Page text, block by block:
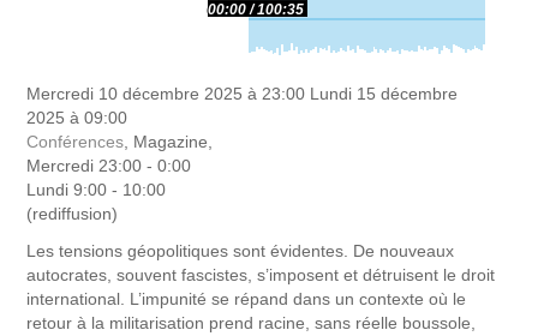
00:00 100:35
Mercredi 10 décembre 2025 à 23:00 Lundi 15 décembre
2025 à 09:00
Conférences , Magazine,
Mercredi 23:00 - 0:00
Lundi 9:00 - 10:00
(rediffusion)
Les tensions géopolitiques sont évidentes. De nouveaux
autocrates, souvent fascistes, s’imposent et détruisent le droit
international. L’impunité se répand dans un contexte où le
retour à la militarisation prend racine, sans réelle boussole,